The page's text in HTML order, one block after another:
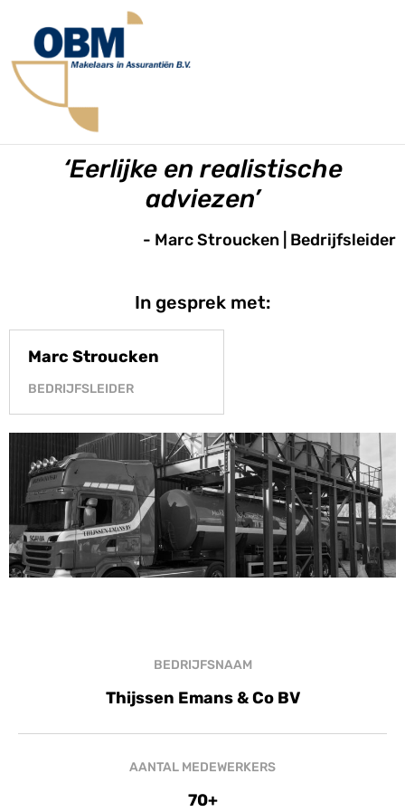
‘Eerlijke en realistische
adviezen’
- Marc Stroucken | Bedrijfsleider
In gesprek met:
Marc Stroucken
BEDRIJFSLEIDER
BEDRIJFSNAAM
Thijssen Emans & Co BV
AANTAL MEDEWERKERS
70+